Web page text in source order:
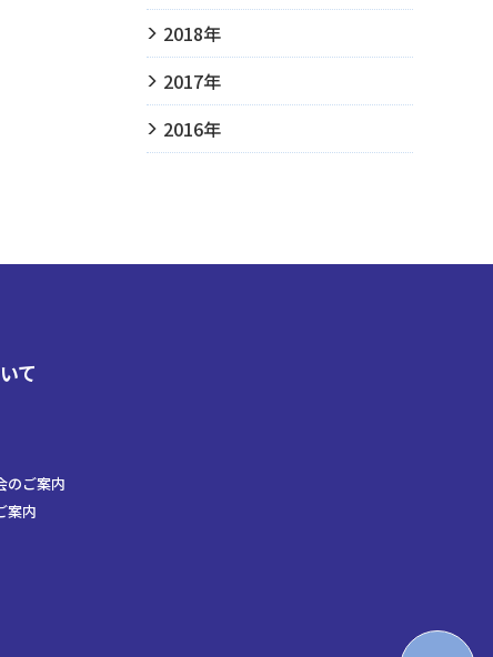
2018年
2017年
2016年
て
のご案内
案内